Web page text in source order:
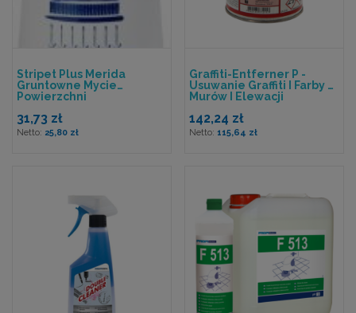
Stripet Plus Merida
Gruntowne Mycie
Powierzchni
31,73 zł
25,80 zł
Graffiti-Entferner P -
Usuwanie Graffiti I Farby Z
Murów I Elewacji
142,24 zł
115,64 zł